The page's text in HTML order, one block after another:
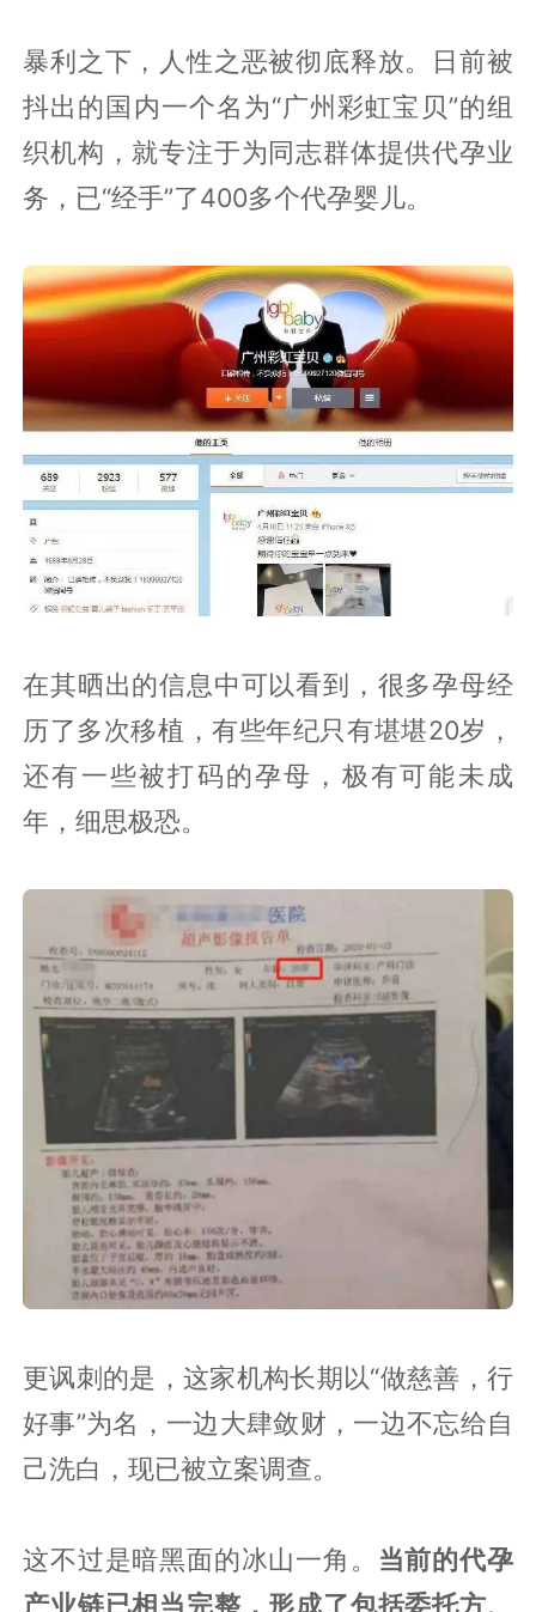
暴利之下，人性之恶被彻底释放。日前被
抖出的国内一个名为“广州彩虹宝贝”的组
织机构，就专注于为同志群体提供代孕业
务，已“经手”了400多个代孕婴儿。
在其晒出的信息中可以看到，很多孕母经
历了多次移植，有些年纪只有堪堪20岁，
还有一些被打码的孕母，极有可能未成
年，细思极恐。
更讽刺的是，这家机构长期以“做慈善，行
好事”为名，一边大肆敛财，一边不忘给自
己洗白，现已被立案调查。
这不过是暗黑面的冰山一角。 当前的代孕
产业链已相当完整，形成了包括委托方、